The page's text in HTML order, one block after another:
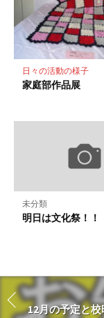
日々の活動の様子
家庭部作品展
未分類
明日は文化祭！！
12月の予定と校